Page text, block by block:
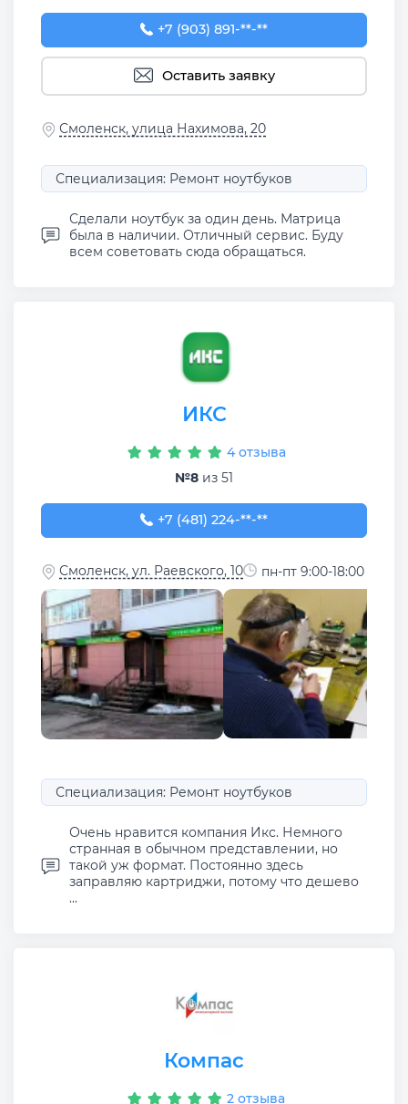
+7 (903) 891-75-14
+7 (903) 891-**-**
Оставить заявку
Смоленск, улица Нахимова, 20
Специализация: Ремонт ноутбуков
Сделали ноутбук за один день. Матрица
была в наличии. Отличный сервис. Буду
всем советовать сюда обращаться.
ИКС
4 отзыва
№8 из 51
+7 (481) 224-03-76
+7 (481) 224-**-**
Смоленск, ул. Раевского, 10 пн-пт 9:00-18:00
Специализация: Ремонт ноутбуков
Очень нравится компания Икс. Немного
странная в обычном представлении, но
такой уж формат. Постоянно здесь
заправляю картриджи, потому что дешево
...
Компас
2 отзыва